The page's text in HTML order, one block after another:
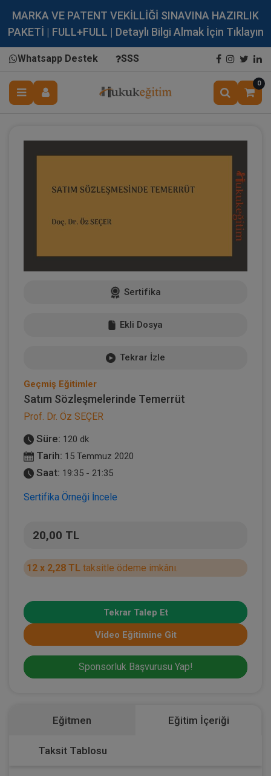
MARKA VE PATENT VEKİLLİĞİ SINAVINA HAZIRLIK
PAKETİ | FULL+FULL | Detaylı Bilgi Almak İçin Tıklayın
Whatsapp Destek SSS
0
Sertifika
Ekli Dosya
Tekrar İzle
Geçmiş Eğitimler
Satım Sözleşmelerinde Temerrüt
Prof. Dr. Öz SEÇER
Süre: 120 dk
Tarih: 15 Temmuz 2020
Saat: 19:35 - 21:35
Sertifika Örneği İncele
20,00 TL
12 x 2,28 TL taksitle ödeme imkânı.
Tekrar Talep Et
Video Eğitimine Git
Sponsorluk Başvurusu Yap!
Eğitmen Eğitim İçeriği
Taksit Tablosu